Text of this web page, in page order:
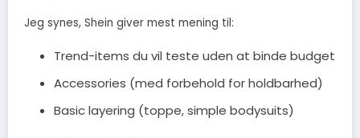
Jeg synes, Shein giver mest mening til:
Trend-items du vil teste uden at binde budget
Accessories (med forbehold for holdbarhed)
Basic layering (toppe, simple bodysuits)